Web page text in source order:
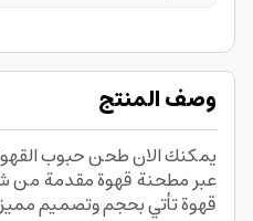
وصف المنتج
يمكنك الان طحن حبوب
قهوة تأتي بحجم وتصميم